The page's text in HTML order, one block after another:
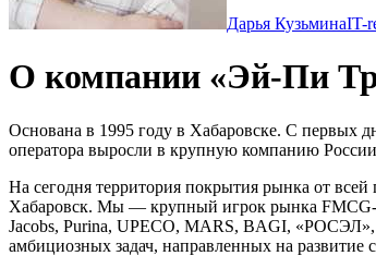
Дарья КузьминаIT-
О компании «Эй-Пи
Основана в 1995 году в Хабаровске. С первых
оператора выросли в крупную компанию
На сегодня территория покрытия рынка от
Хабаровск. Мы — крупный игрок рынка FMCG-
Jacobs, Purina, UPECO, MARS, BAGI, «РОСЭЛ»,
амбициозных задач, направленных на развитие